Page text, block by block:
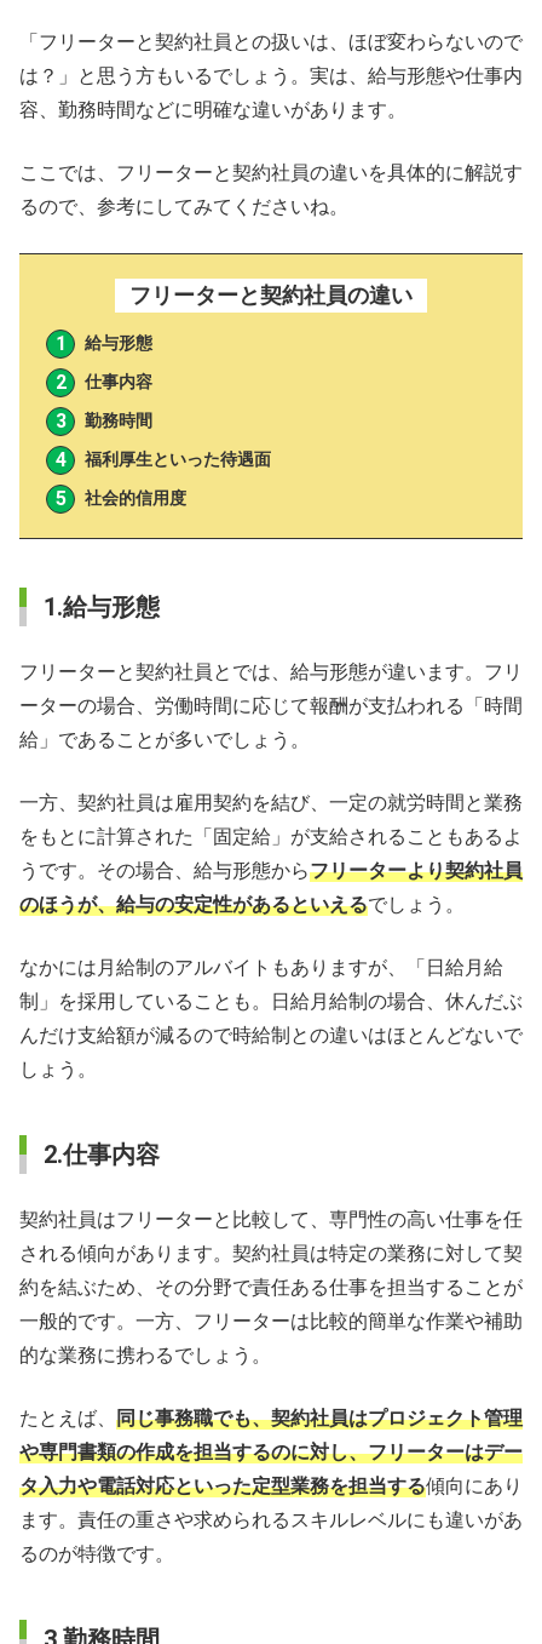
おすすめ
フリーターと契約社員の違いに関するQ&A
「フリーターと契約社員との扱いは、ほぼ変わらないので
は？」と思う方もいるでしょう。実は、給与形態や仕事内
容、勤務時間などに明確な違いがあります。
ここでは、フリーターと契約社員の違いを具体的に解説す
るので、参考にしてみてくださいね。
フリーターと契約社員の違い
給与形態
仕事内容
勤務時間
福利厚生といった待遇面
社会的信用度
1.給与形態
フリーターと契約社員とでは、給与形態が違います。フリ
ーターの場合、労働時間に応じて報酬が支払われる「時間
給」であることが多いでしょう。
一方、契約社員は雇用契約を結び、一定の就労時間と業務
をもとに計算された「固定給」が支給されることもあるよ
うです。その場合、給与形態からフリーターより契約社員
のほうが、給与の安定性があるといえるでしょう。
なかには月給制のアルバイトもありますが、「日給月給
制」を採用していることも。日給月給制の場合、休んだぶ
んだけ支給額が減るので時給制との違いはほとんどないで
しょう。
2.仕事内容
契約社員はフリーターと比較して、専門性の高い仕事を任
される傾向があります。契約社員は特定の業務に対して契
約を結ぶため、その分野で責任ある仕事を担当することが
一般的です。一方、フリーターは比較的簡単な作業や補助
的な業務に携わるでしょう。
たとえば、 同じ事務職でも、契約社員はプロジェクト管理
や専門書類の作成を担当するのに対し、フリーターはデー
タ入力や電話対応といった定型業務を担当する傾向にあり
ます。責任の重さや求められるスキルレベルにも違いがあ
るのが特徴です。